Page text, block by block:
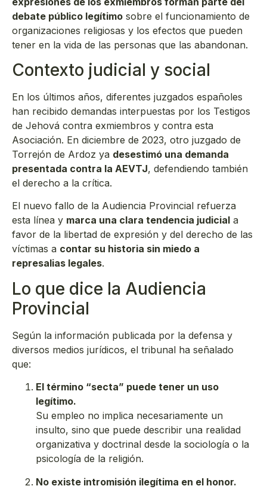
debate público legítimo sobre el funcionamiento de
organizaciones religiosas y los efectos que pueden
tener en la vida de las personas que las abandonan.
Contexto judicial y social
En los últimos años, diferentes juzgados españoles
han recibido demandas interpuestas por los Testigos
de Jehová contra exmiembros y contra esta
Asociación. En diciembre de 2023, otro juzgado de
Torrejón de Ardoz ya desestimó una demanda
presentada contra la AEVTJ, defendiendo también
el derecho a la crítica.
El nuevo fallo de la Audiencia Provincial refuerza
esta línea y marca una clara tendencia judicial a
favor de la libertad de expresión y del derecho de las
víctimas a contar su historia sin miedo a
represalias legales.
Lo que dice la Audiencia
Provincial
Según la información publicada por la defensa y
diversos medios jurídicos, el tribunal ha señalado
que:
El término “secta” puede tener un uso
legítimo.
Su empleo no implica necesariamente un
insulto, sino que puede describir una realidad
organizativa y doctrinal desde la sociología o la
psicología de la religión.
No existe intromisión ilegítima en el honor.